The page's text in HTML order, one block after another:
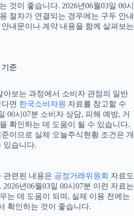
것이 좋습니다. 2026년06월03일 00시
절차가 연결되는 경우에는 구두 안내
내문이나 계약 내용을 함께 살펴보는
준
아보는 과정에서 소비자 관점의 일반
면 한국소비자원 자료를 참고할 수
00시07분 소비자 상담, 피해 예방, 거
확인하는 데 도움이 될 수 있습니다.
이므로 실제 오늘주식현황 조건은 개
있습니다.
관련된 내용은 공정거래위원회 자료도
년06월03일 00시07분 이런 자료는
는 데 도움이 되며, 실제 이용 전에는
확인하는 것이 좋습니다.